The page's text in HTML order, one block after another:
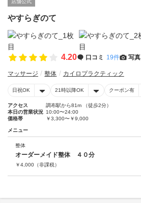
店舗公式
やすらぎのて
4.20 口コミ 19件 写真
マッサージ 整体 カイロプラクティック
日祝OK 21時以降OK クーポン有
アクセス
調布駅から81m （徒歩2分）
本日の営業状況 10:00〜24:00
価格帯
￥3,300〜￥9,000
メニュー
整体
オーダーメイド整体 ４０分
￥4,000 （非課税）